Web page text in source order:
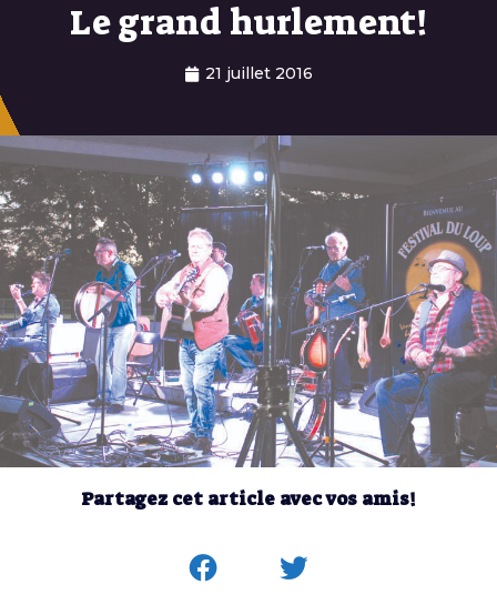
Le grand hurlement!
21 juillet 2016
Partagez cet article avec vos amis!